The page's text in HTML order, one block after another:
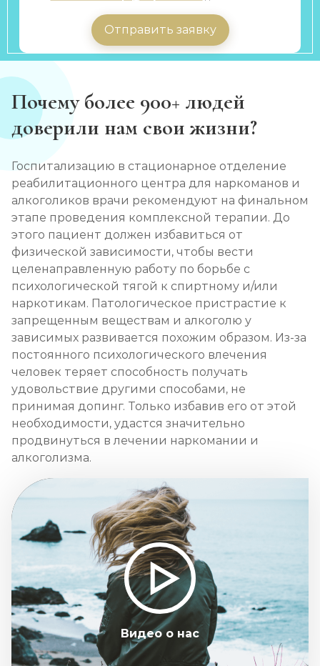
Отправить заявку
Почему более 900+ людей
доверили нам свои жизни?
Госпитализацию в стационарное отделение
реабилитационного центра для наркоманов и
алкоголиков врачи рекомендуют на финальном
этапе проведения комплексной терапии. До
этого пациент должен избавиться от
физической зависимости, чтобы вести
целенаправленную работу по борьбе с
психологической тягой к спиртному и/или
наркотикам. Патологическое пристрастие к
запрещенным веществам и алкоголю у
зависимых развивается похожим образом. Из-за
постоянного психологического влечения
человек теряет способность получать
удовольствие другими способами, не
принимая допинг. Только избавив его от этой
необходимости, удастся значительно
продвинуться в лечении наркомании и
алкоголизма.
Видео о нас